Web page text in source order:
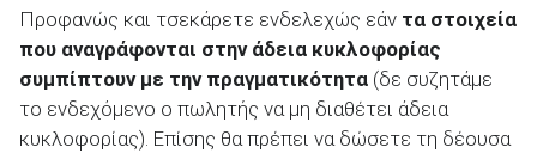
Προφανώς και τσεκάρετε ενδελεχώς εάν τα στοιχεία
που αναγράφονται στην άδεια κυκλοφορίας
συμπίπτουν με την πραγματικότητα (δε συζητάμε
το ενδεχόμενο ο πωλητής να μη διαθέτει άδεια
κυκλοφορίας). Επίσης θα πρέπει να δώσετε τη δέουσα